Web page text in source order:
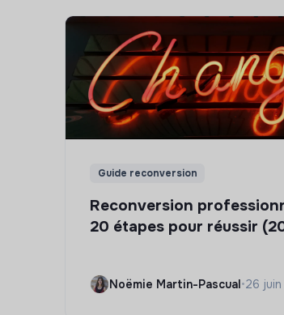
Guide reconversion
Reconversion
20 étapes pour réussir
Noëmie Martin-Pascual•26